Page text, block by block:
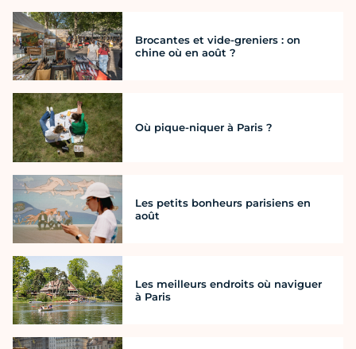
Brocantes et vide-greniers : on
chine où en août ?
Où pique-niquer à Paris ?
Les petits bonheurs parisiens en
août
Les meilleurs endroits où naviguer
à Paris